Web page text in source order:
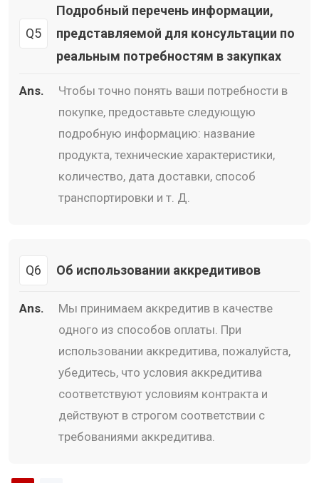
Q5
Подробный перечень информации,
представляемой для консультации по
реальным потребностям в закупках
Ans.
Чтобы точно понять ваши потребности в
покупке, предоставьте следующую
подробную информацию: название
продукта, технические характеристики,
количество, дата доставки, способ
транспортировки и т. Д.
Q6 Об использовании аккредитивов
Ans.
Мы принимаем аккредитив в качестве
одного из способов оплаты. При
использовании аккредитива, пожалуйста,
убедитесь, что условия аккредитива
соответствуют условиям контракта и
действуют в строгом соответствии с
требованиями аккредитива.